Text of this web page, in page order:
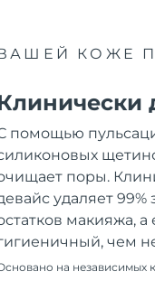
КОЖЕ
помощью
поры.
удаляет
макияжа,
чем
на независимых